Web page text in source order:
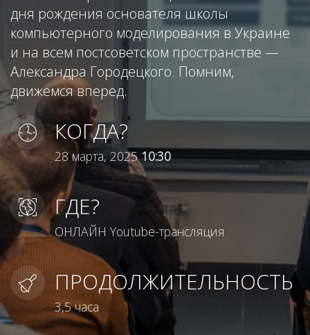
дня рождения основателя школы
компьютерного моделирования в Украине
и на всем постсоветском пространстве —
Александра Городецкого. Помним,
движемся вперед.
КОГДА?
28 марта, 202510:30
ГДЕ?
ОНЛАЙН Youtube-трансляция
ПРОДОЛЖИТЕЛЬНОСТЬ
3,5 часа